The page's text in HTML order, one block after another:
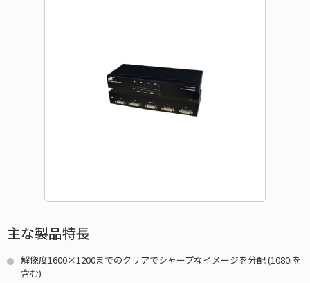
主な製品特長
解像度1600×1200までのクリアでシャープなイメージを分配 (1080iを
含む)